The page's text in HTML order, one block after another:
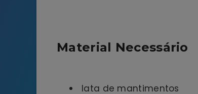
Material Necessário
lata de mantimentos